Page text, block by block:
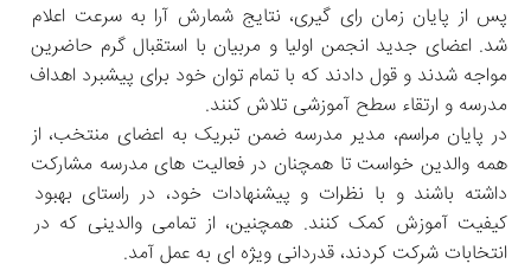
پس از پایان زمان رای ‌گیری، نتایج شمارش آرا به سرعت اعلام
شد. اعضای جدید انجمن اولیا و مربیان با استقبال گرم حاضرین
مواجه شدند و قول دادند که با تمام توان خود برای پیشبرد اهداف
مدرسه و ارتقاء سطح آموزشی تلاش کنند.
در پایان مراسم، مدیر مدرسه ضمن تبریک به اعضای منتخب، از
همه والدین خواست تا همچنان در فعالیت‌ های مدرسه مشارکت
داشته باشند و با نظرات و پیشنهادات خود، در راستای بهبود
کیفیت آموزش کمک کنند. همچنین، از تمامی والدینی که در
انتخابات شرکت کردند، قدردانی ویژه ‌ای به عمل آمد.